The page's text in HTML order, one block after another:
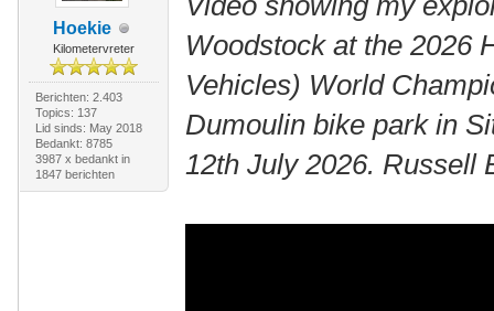
Hoekie
Kilometervreter
Berichten: 2.403
Topics: 137
Lid sinds: May 2018
Bedankt: 8785
3987 x bedankt in
1847 berichten
Woodstock at the 2026
Vehicles) World
Dumoulin bike park in
12th July 2026. Russell